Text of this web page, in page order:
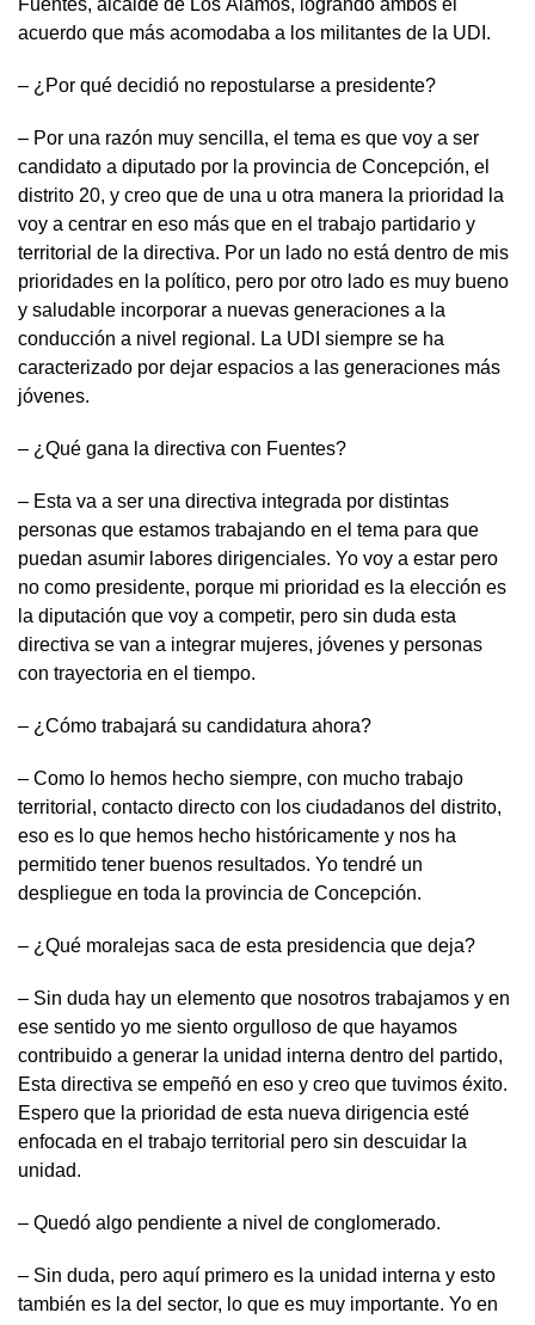
Fuentes, alcalde de Los Álamos, logrando ambos el
acuerdo que más acomodaba a los militantes de la UDI.
– ¿Por qué decidió no repostularse a presidente?
– Por una razón muy sencilla, el tema es que voy a ser
candidato a diputado por la provincia de Concepción, el
distrito 20, y creo que de una u otra manera la prioridad la
voy a centrar en eso más que en el trabajo partidario y
territorial de la directiva. Por un lado no está dentro de mis
prioridades en la político, pero por otro lado es muy bueno
y saludable incorporar a nuevas generaciones a la
conducción a nivel regional. La UDI siempre se ha
caracterizado por dejar espacios a las generaciones más
jóvenes.
– ¿Qué gana la directiva con Fuentes?
– Esta va a ser una directiva integrada por distintas
personas que estamos trabajando en el tema para que
puedan asumir labores dirigenciales. Yo voy a estar pero
no como presidente, porque mi prioridad es la elección es
la diputación que voy a competir, pero sin duda esta
directiva se van a integrar mujeres, jóvenes y personas
con trayectoria en el tiempo.
– ¿Cómo trabajará su candidatura ahora?
– Como lo hemos hecho siempre, con mucho trabajo
territorial, contacto directo con los ciudadanos del distrito,
eso es lo que hemos hecho históricamente y nos ha
permitido tener buenos resultados. Yo tendré un
despliegue en toda la provincia de Concepción.
– ¿Qué moralejas saca de esta presidencia que deja?
– Sin duda hay un elemento que nosotros trabajamos y en
ese sentido yo me siento orgulloso de que hayamos
contribuido a generar la unidad interna dentro del partido,
Esta directiva se empeñó en eso y creo que tuvimos éxito.
Espero que la prioridad de esta nueva dirigencia esté
enfocada en el trabajo territorial pero sin descuidar la
unidad.
– Quedó algo pendiente a nivel de conglomerado.
– Sin duda, pero aquí primero es la unidad interna y esto
también es la del sector, lo que es muy importante. Yo en